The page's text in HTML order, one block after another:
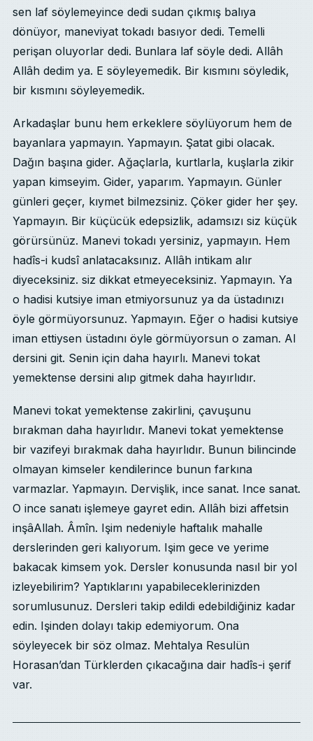
sen laf söylemeyince dedi sudan çıkmış balıya
dönüyor, maneviyat tokadı basıyor dedi. Temelli
perişan oluyorlar dedi. Bunlara laf söyle dedi. Allâh
Allâh dedim ya. E söyleyemedik. Bir kısmını söyledik,
bir kısmını söyleyemedik.
Arkadaşlar bunu hem erkeklere söylüyorum hem de
bayanlara yapmayın. Yapmayın. Şatat gibi olacak.
Dağın başına gider. Ağaçlarla, kurtlarla, kuşlarla zikir
yapan kimseyim. Gider, yaparım. Yapmayın. Günler
günleri geçer, kıymet bilmezsiniz. Çöker gider her şey.
Yapmayın. Bir küçücük edepsizlik, adamsızı siz küçük
görürsünüz. Manevi tokadı yersiniz, yapmayın. Hem
hadîs-i kudsî anlatacaksınız. Allâh intikam alır
diyeceksiniz. siz dikkat etmeyeceksiniz. Yapmayın. Ya
o hadisi kutsiye iman etmiyorsunuz ya da üstadınızı
öyle görmüyorsunuz. Yapmayın. Eğer o hadisi kutsiye
iman ettiysen üstadını öyle görmüyorsun o zaman. Al
dersini git. Senin için daha hayırlı. Manevi tokat
yemektense dersini alıp gitmek daha hayırlıdır.
Manevi tokat yemektense zakirlini, çavuşunu
bırakman daha hayırlıdır. Manevi tokat yemektense
bir vazifeyi bırakmak daha hayırlıdır. Bunun bilincinde
olmayan kimseler kendilerince bunun farkına
varmazlar. Yapmayın. Dervişlik, ince sanat. Ince sanat.
O ince sanatı işlemeye gayret edin. Allâh bizi affetsin
inşâAllah. Âmîn. Işim nedeniyle haftalık mahalle
derslerinden geri kalıyorum. Işim gece ve yerime
bakacak kimsem yok. Dersler konusunda nasıl bir yol
izleyebilirim? Yaptıklarını yapabileceklerinizden
sorumlusunuz. Dersleri takip edildi edebildiğiniz kadar
edin. Işinden dolayı takip edemiyorum. Ona
söyleyecek bir söz olmaz. Mehtalya Resulün
Horasan’dan Türklerden çıkacağına dair hadîs-i şerif
var.